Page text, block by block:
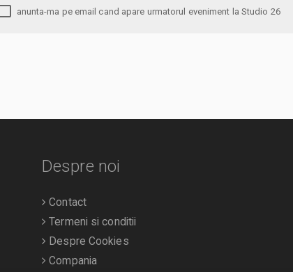
anunta-ma pe email cand apare urmatorul eveniment la Studio 26
Despre noi
Contact
Termeni si conditii
Despre Cookies
Compania